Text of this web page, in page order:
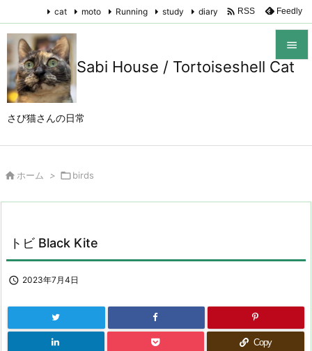
Sabi House / Tortoiseshell Cat
さび猫さんの日常



cat moto Running study diary  RSS Feedly
 ホーム > birds
トビ Black Kite
 2023年7月4日
Copy